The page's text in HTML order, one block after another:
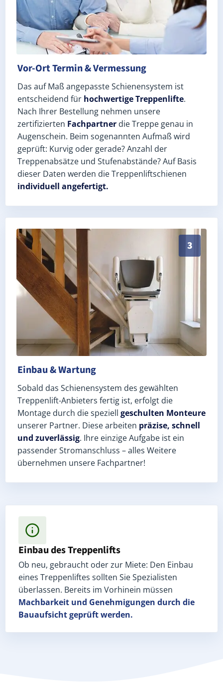
Vor-Ort Termin & Vermessung
Das auf Maß angepasste Schienensystem ist
entscheidend für hochwertige Treppenlifte.
Nach Ihrer Bestellung nehmen unsere
zertifizierten Fachpartner die Treppe genau in
Augenschein. Beim sogenannten Aufmaß wird
geprüft: Kurvig oder gerade? Anzahl der
Treppenabsätze und Stufenabstände? Auf Basis
dieser Daten werden die Treppenliftschienen
individuell angefertigt.
3
Schneller, sauberer Einbau durch zertifizierte
Einbau & Wartung
Sobald das Schienensystem des gewählten
Treppenlift-Anbieters fertig ist, erfolgt die
Montage durch die speziell geschulten Monteure
unserer Partner. Diese arbeiten präzise, schnell
und zuverlässig. Ihre einzige Aufgabe ist ein
passender Stromanschluss – alles Weitere
übernehmen unsere Fachpartner!
Einbau des Treppenlifts
Ob neu, gebraucht oder zur Miete: Den Einbau
eines Treppenliftes sollten Sie Spezialisten
überlassen. Bereits im Vorhinein müssen
Machbarkeit und Genehmigungen durch die
Bauaufsicht geprüft werden.